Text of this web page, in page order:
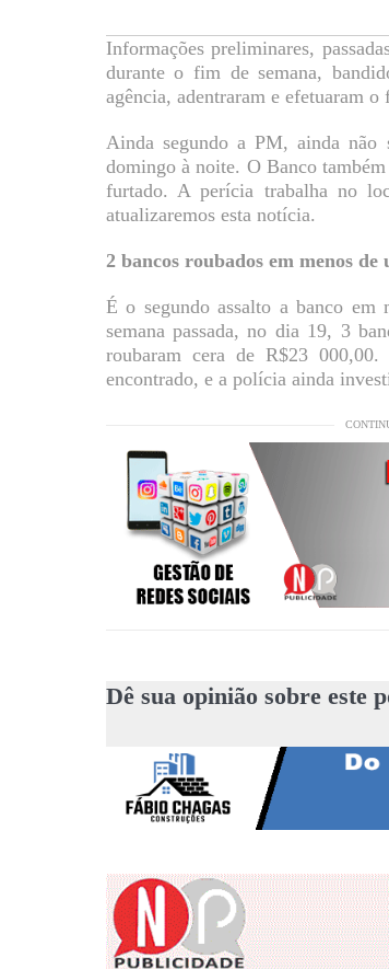
Informações preliminares,
durante o fim de semana,
agência, adentraram e efetuaram o
Ainda segundo a PM, ainda não
domingo à noite. O Banco
furtado. A perícia trabalha no
atualizaremos esta notícia.
2 bancos roubados em menos de
É o segundo assalto a banco em
semana passada, no dia 19, 3
roubaram cera de R$23
encontrado, e a polícia ainda
Dê sua opinião sobre este